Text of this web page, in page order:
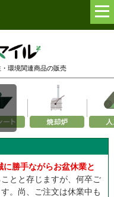
・環境関連商品の販売
勝手ながらお盆休業と
とと存じますが、何卒ご
。尚、ご注文は休業中も